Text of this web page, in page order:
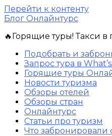
Перейти к контенту
Блог Онлайнтурс
🔥Горящие туры! Такси в
Подобрать и
Запрос тура в
Горящие туры
Новости туризма
Обзоры отелей
Обзоры стран
Онлайнтурс
Статьи про туризм
Что забронировали